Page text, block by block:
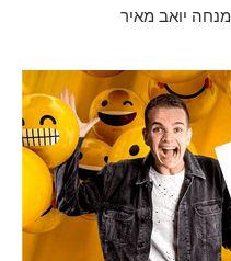
מנחה יואב מאיר